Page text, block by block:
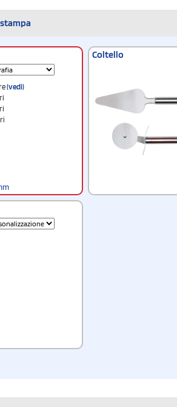
(vedi)
Coltello